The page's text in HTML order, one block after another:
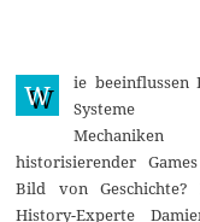
W
ie beeinflussen
Systeme
Mechaniken
historisierender
Bild von Geschichte?
History-Experte